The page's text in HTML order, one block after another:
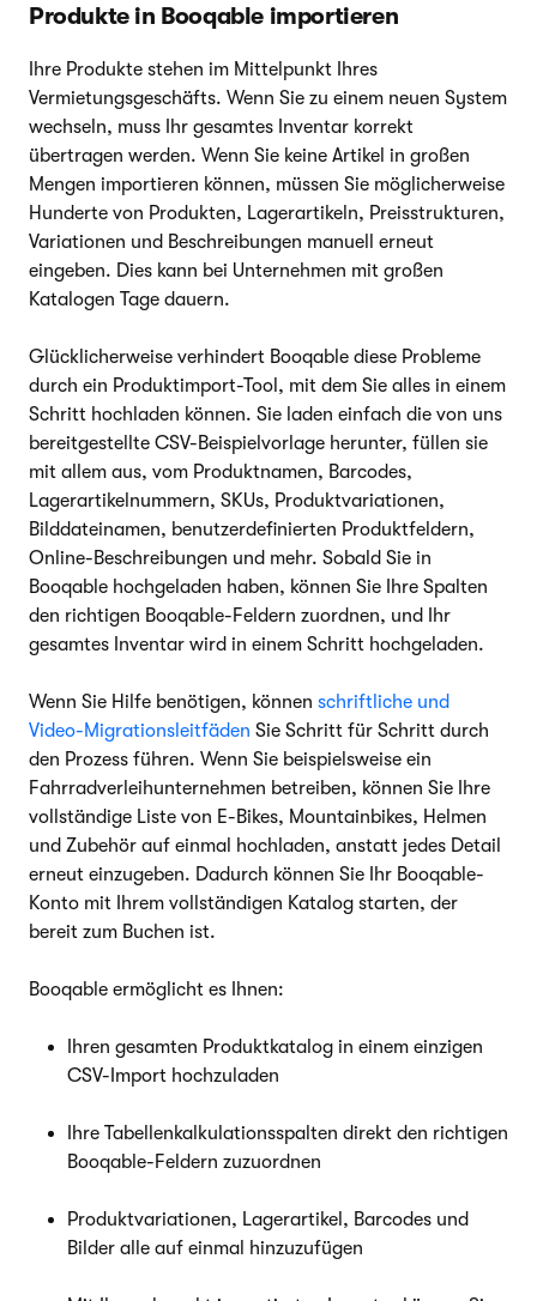
Produkte in Booqable importieren
Ihre Produkte stehen im Mittelpunkt Ihres
Vermietungsgeschäfts. Wenn Sie zu einem neuen System
wechseln, muss Ihr gesamtes Inventar korrekt
übertragen werden. Wenn Sie keine Artikel in großen
Mengen importieren können, müssen Sie möglicherweise
Hunderte von Produkten, Lagerartikeln, Preisstrukturen,
Variationen und Beschreibungen manuell erneut
eingeben. Dies kann bei Unternehmen mit großen
Katalogen Tage dauern.
Glücklicherweise verhindert Booqable diese Probleme
durch ein Produktimport-Tool, mit dem Sie alles in einem
Schritt hochladen können. Sie laden einfach die von uns
bereitgestellte CSV-Beispielvorlage herunter, füllen sie
mit allem aus, vom Produktnamen, Barcodes,
Lagerartikel­nummern, SKUs, Produktvariationen,
Bilddateinamen, benutzerdefinierten Produktfeldern,
Online-Beschreibungen und mehr. Sobald Sie in
Booqable hochgeladen haben, können Sie Ihre Spalten
den richtigen Booqable-Feldern zuordnen, und Ihr
gesamtes Inventar wird in einem Schritt hochgeladen.
Wenn Sie Hilfe benötigen, können schriftliche und
Video-Migrationsleitfäden Sie Schritt für Schritt durch
den Prozess führen. Wenn Sie beispielsweise ein
Fahrradverleih­unternehmen betreiben, können Sie Ihre
vollständige Liste von E-Bikes, Mountainbikes, Helmen
und Zubehör auf einmal hochladen, anstatt jedes Detail
erneut einzugeben. Dadurch können Sie Ihr Booqable-
Konto mit Ihrem vollständigen Katalog starten, der
bereit zum Buchen ist.
Booqable ermöglicht es Ihnen:
Ihren gesamten Produktkatalog in einem einzigen
CSV-Import hochzuladen
Ihre Tabellenkalkulationsspalten direkt den richtigen
Booqable-Feldern zuzuordnen
Produktvariationen, Lagerartikel, Barcodes und
Bilder alle auf einmal hinzuzufügen